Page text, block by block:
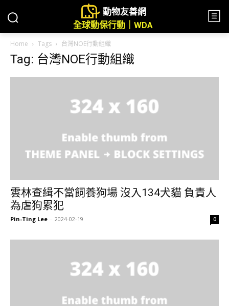
動物友善網
全球動保行動｜WDA
Home Tags 台灣NOE行動組織
Tag: 台灣NOE行動組織
雲林查緝不當飼養狗場 沒入134犬貓 負責人
為虐狗累犯
Pin-Ting Lee - 2024-02-19 0